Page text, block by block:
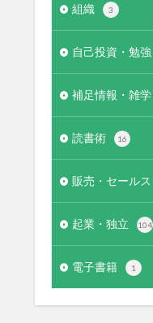
組織 3
自己投資・勉強
補足情報・雑学
読書術 16
販売・セールス
起業・独立 104
電子書籍 1